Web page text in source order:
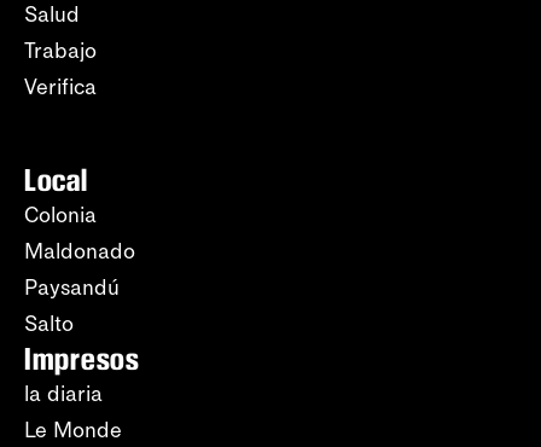
Salud
Trabajo
Verifica
Local
Colonia
Maldonado
Paysandú
Salto
Impresos
la diaria
Le Monde